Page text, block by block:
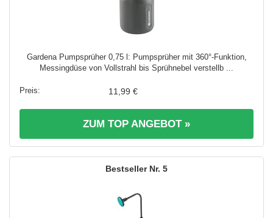
Gardena Pumpsprüher 0,75 l: Pumpsprüher mit 360°-Funktion,
Messingdüse von Vollstrahl bis Sprühnebel verstellb ...
11,99 €
ZUM TOP ANGEBOT »
5